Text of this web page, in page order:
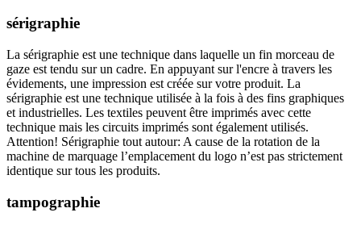
sérigraphie
La sérigraphie est une technique dans laquelle un fin morceau de
gaze est tendu sur un cadre. En appuyant sur l'encre à travers les
évidements, une impression est créée sur votre produit. La
sérigraphie est une technique utilisée à la fois à des fins graphiques
et industrielles. Les textiles peuvent être imprimés avec cette
technique mais les circuits imprimés sont également utilisés.
Attention! Sérigraphie tout autour: A cause de la rotation de la
machine de marquage l’emplacement du logo n’est pas strictement
identique sur tous les produits.
tampographie